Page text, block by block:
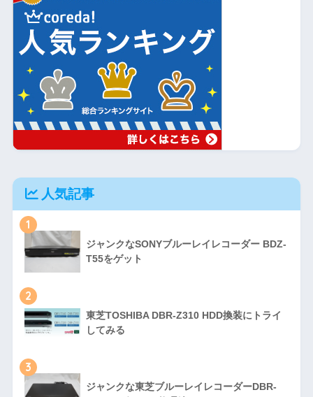
人気記事
1
ジャンクなSONYブルーレイレコーダー BDZ-
T55をゲット
2
東芝TOSHIBA DBR-Z310 HDD換装にトライ
してみる
3
ジャンクな東芝ブルーレイレコーダーDBR-